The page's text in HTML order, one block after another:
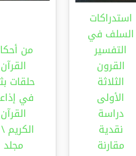
استدراكات
السلف في
التفسير
القرون
الثلاثة
الأولى
دراسة
نقدية
مقارنة
من
القرآن
حلقات
في
القرآن
مجلد